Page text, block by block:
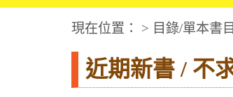
華文視障電子圖書網
現在位置： > 目錄/單本書
近期新書 / 不